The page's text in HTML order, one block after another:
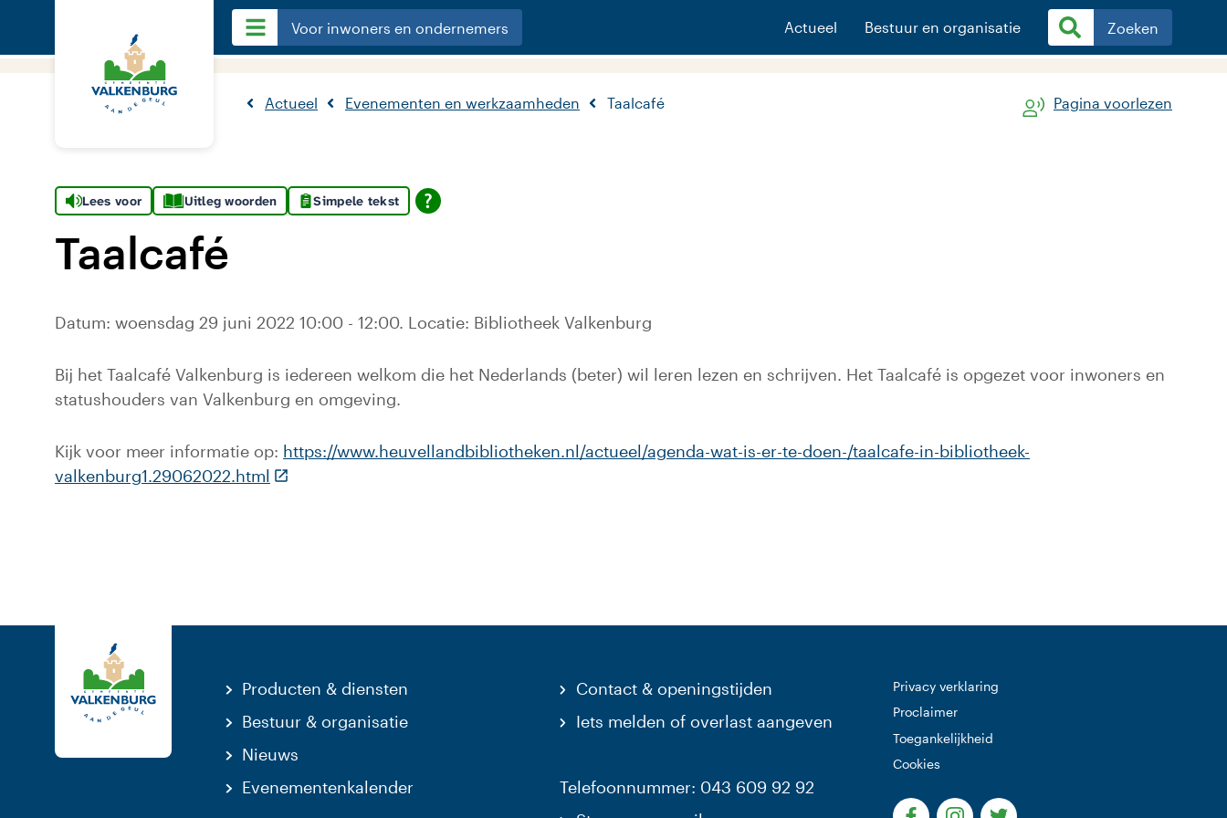
Voor inwoners en ondernemers Actueel Bestuur en organisatie Zoeken
Actueel Evenementen en werkzaamheden Taalcafé Pagina voorlezen
Lees voor Uitleg woorden Simpele tekst
Taalcafé
Datum: woensdag 29 juni 2022 10:00 - 12:00. Locatie: Bibliotheek Valkenburg
Bij het Taalcafé Valkenburg is iedereen welkom die het Nederlands (beter) wil leren lezen en schrijven. Het Taalcafé is opgezet voor inwoners en
statushouders van Valkenburg en omgeving.
Kijk voor meer informatie op: https://www.heuvellandbibliotheken.nl/actueel/agenda-wat-is-er-te-doen-/taalcafe-in-bibliotheek-
valkenburg1.29062022.html (Deze link gaat naar een externe website)
Producten & diensten
Bestuur & organisatie
Nieuws
Evenementenkalender
Contact & openingstijden
Iets melden of overlast aangeven
Telefoonnummer: 043 609 92 92
Privacy verklaring
Proclaimer
Toegankelijkheid
Cookies
(Deze link gaat naar een externe website)
(Deze link gaat naar een externe
(Deze link gaat naar een